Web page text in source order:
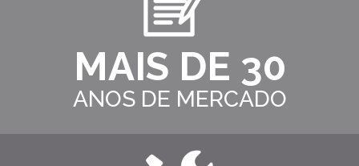
MAIS DE 30
ANOS DE MERCADO